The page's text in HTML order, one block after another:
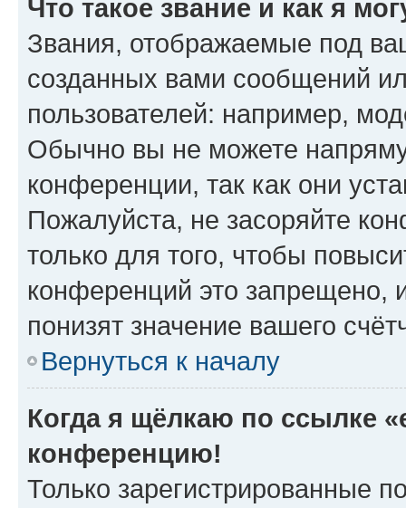
Что такое звание и как я
Звания, отображаемые под
созданных вами сообщений
пользователей: например,
Обычно вы не можете
конференции, так как они
Пожалуйста, не засоряйте
только для того, чтобы
конференций это запрещено,
понизят значение вашего
Вернуться к началу
Когда я щёлкаю по ссылке
конференцию!
Только зарегистрированные